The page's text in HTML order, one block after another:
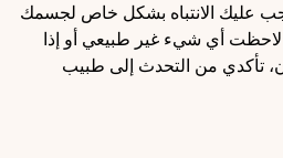
عليك الانتباه بشكل خاص لجسمك
لاحظت أي شيء غير طبيعي أو إذا
تأكدي من التحدث إلى طبيب